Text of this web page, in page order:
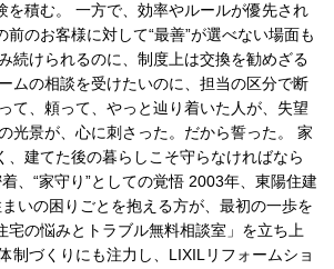
を積む。 一方で、効率やルールが優先され
前のお客様に対して“最善”が選べない場面も
続けられるのに、制度上は交換を勧めざる
ムの相談を受けたいのに、担当の区分で断
て、頼って、やっと辿り着いた人が、失望
光景が、心に刺さった。だから誓った。 家
、建てた後の暮らしこそ守らなければなら
、“家守り”としての覚悟 2003年、東陽住建
いの困りごとを抱える方が、最初の一歩を
宅の悩みとトラブル無料相談室」を立ち上
制づくりにも注力し、LIXILリフォームショ